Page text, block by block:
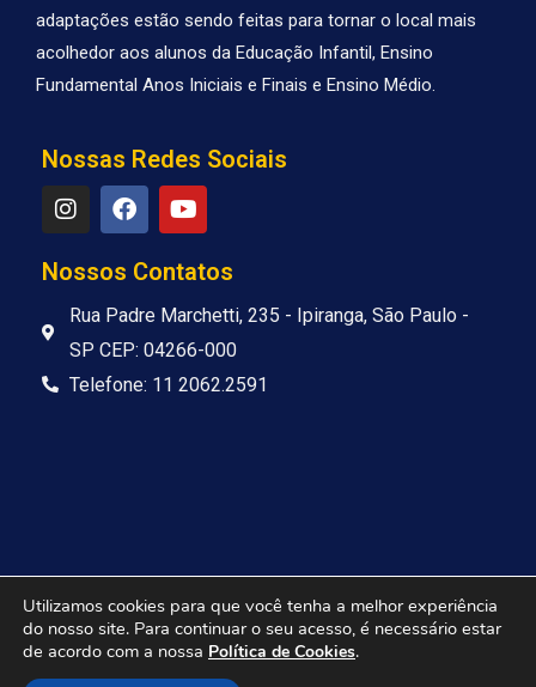
adaptações estão sendo feitas para tornar o local mais
acolhedor aos alunos da Educação Infantil, Ensino
Fundamental Anos Iniciais e Finais e Ensino Médio.
Nossas Redes Sociais
I
n
s
t
g
r
a
m
F
a
c
e
o
o
k
Y
o
u
t
b
e
Nossos Contatos
Rua Padre Marchetti, 235 - Ipiranga, São Paulo -
SP CEP: 04266-000
Telefone: 11 2062.2591
© Colégio Objetivo Ipiranga | Powered byingrevallo.net
Utilizamos cookies para que você tenha a melhor experiência
do nosso site. Para continuar o seu acesso, é necessário estar
de acordo com a nossa Política de Cookies.